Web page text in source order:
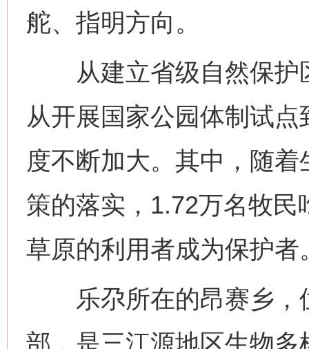
舵、指明方向。
从建立省级自然保护
从开展国家公园体制试
度不断加大。其中，随着
策的落实，1.72万名牧民
草原的利用者成为保护者
乐尕所在的昂赛乡，
部，是三江源地区生物